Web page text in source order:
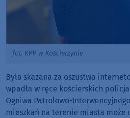
fot. KPP w Kościerzynie
Była skazana za oszustwa
wpadła w ręce kościerskich
Ogniwa Patrolowo-
mieszkań na terenie miasta może